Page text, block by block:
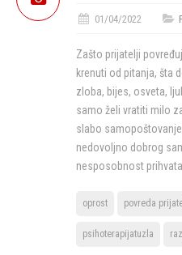
01/04/2022
Zašto prijatelji
krenuti od pitanja, šta
zloba, bijes, osveta,
samo želi vratiti milo
slabo
nedovoljno dobrog
nesposobnost
oprost povreda
psihoterapijatuzla